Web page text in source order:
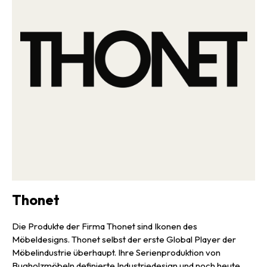
mehr. Auch neu ist die Loungechair-Ausführung, welche eine
architektonische Linienführung mit klarer Gestaltung und hohem
Komfort verbindet. Generell wurde bei allen Neufassungen die
Sitzfläche erweitert und leicht nach hinten geneigt, um ein neues
Maximum an Komfort zu erreichen — so verbinden sich die
welches transparent, offen und großzügig wirkt. So passen sich die
Stahlrorhrklassiker auch kontemporären Einrichtungen genauso an
eingerichteten Privatumgebungen, und dank der angepassten
Maße und Materialien sind sie so bequem wie nie zuvor.
Thonet
Die Produkte der Firma Thonet sind Ikonen des
Möbeldesigns. Thonet selbst der erste Global Player der
Möbelindustrie überhaupt. Ihre Serienproduktion von